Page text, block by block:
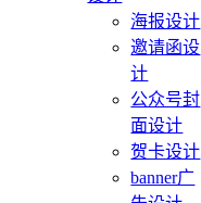
海报设计
邀请函设
计
公众号封
面设计
贺卡设计
banner广